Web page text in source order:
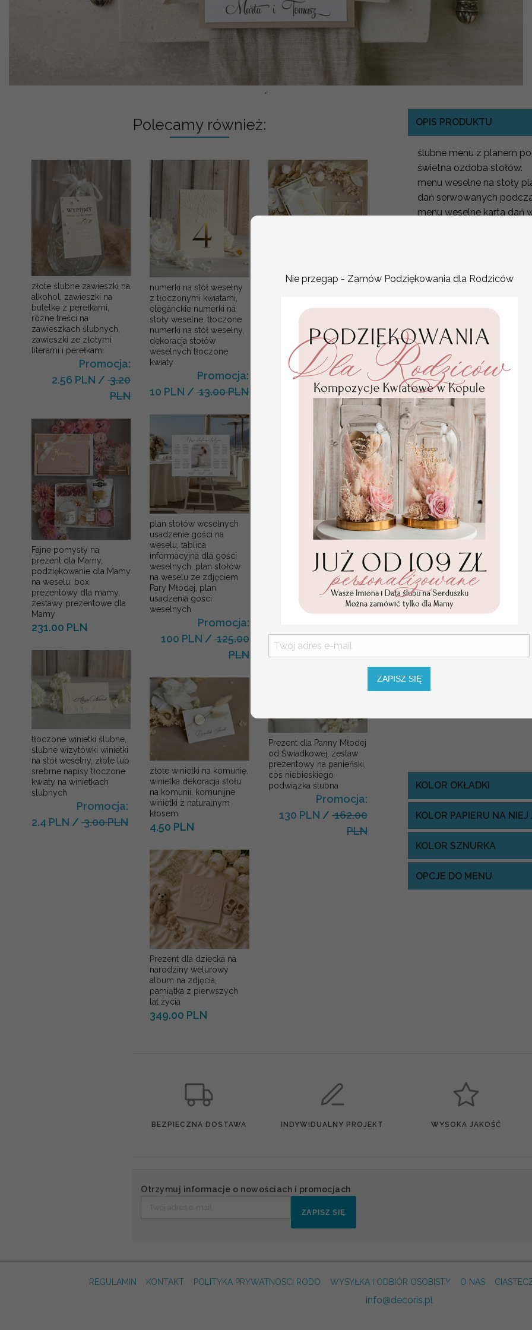
-
Polecamy również:
złote ślubne zawieszki na
alkohol, zawieszki na
butelkę z perełkami,
rózne treści na
zawieszkach ślubnych,
zawieszki ze złotymi
literami i perełkami
Promocja:
2.56 PLN /3.20
PLN
Fajne pomysły na
prezent dla Mamy,
podziękowanie dla Mamy
na weselu, box
prezentowy dla mamy,
zestawy prezentowe dla
Mamy
231.00 PLN
tłoczone winietki ślubne,
ślubne wizytówki winietki
na stół weselny, złote lub
srebrne napisy tłoczone
kwiaty na winietkach
ślubnych
Promocja:
2.4 PLN / 3.00 PLN
numerki na stół weselny
z tłoczonymi kwiatami,
eleganckie numerki na
stoły weselne, tłoczone
numerki na stół weselny,
dekoracja stołów
weselnych tłoczone
kwiaty
Promocja:
10 PLN /13.00 PLN
plan stołów weselnych
usadzenie gości na
weselu, tablica
informacyjna dla gości
weselnych, plan stołów
na weselu ze zdjęciem
Pary Młodej, plan
usadzenia gości
weselnych
Promocja:
100 PLN /125.00
PLN
złote winietki na komunię,
winietka dekoracja stołu
na komunii, komunijne
winietki z naturalnym
kłosem
4.50 PLN
Prezent dla dziecka na
narodziny welurowy
album na zdjęcia,
pamiątka z pierwszych
lat życia
349.00 PLN
Statuetka pamiątka
personalizowana
Pamiątka Komunijna
opakowanie na pieniądze
Promocja:
85.00 PLN / 105.00
PLN
podziękowanie dla Matki i
kwiaty , Flowerbox Serce
podziękowania dla
chrzestnych na Komunię
Promocja:
139.00 PLN/
Prezent dla Panny Młodej
od Świadkowej, zestaw
prezentowy na panieński,
cos niebieskiego
podwiązka ślubna
Promocja:
130 PLN / 162.00
PLN
OPIS PRODUKTU
ślubne menu z planem
świetna ozdoba stołów.
menu weselne na stoły
dań serwowanych
menu weselne karta dań
elementów papeterii z
W naszej ofercie
możesz zamówić menu
weselny świetnie
osobne menu weselne
menu weselne sam
dostosujemy do twoich
Waszego wesela
pozwala zaplanować
mamy ograniczone
powinno lub może
ułatwi gościom
niespodziankę Dobrze
napisem że o owej
niespodziankę menu
Różnorodna oferta
Sali weselnej i dekoracji
W naszej ofercie
papierze w różnych
MENU WESELNE NA STÓŁ
Menu weselne w stylu boho.
Projekt do akceptacji wysyłamy
Istnieje możliwość dopasowania
Usługa ekspress:
Dopłata 40% do wartości
i realizacja w 7 dni roboczych +
KOLOR OKŁADKI
KOLOR PAPIERU NA
KOLOR SZNURKA
OPCJE DO MENU
BEZPIECZNA DOSTAWA INDYWIDUALNY PROJEKT WYSOKA JAKOŚĆ
Otrzymuj informacje o nowościach i promocjach
ZAPISZ SIĘ
REGULAMIN KONTAKT POLITYKA PRYWATNOSCI RODO WYSYŁKA I ODBIÓR OSOBISTY O NAS
info@decoris.pl
Nie przegap - Zamów Podziękowania dla Rodziców
ZAPISZ SIĘ